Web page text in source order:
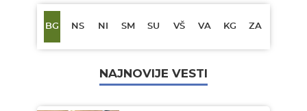
BG NS NI SM SU VŠ VA KG ZA
NAJNOVIJE VESTI